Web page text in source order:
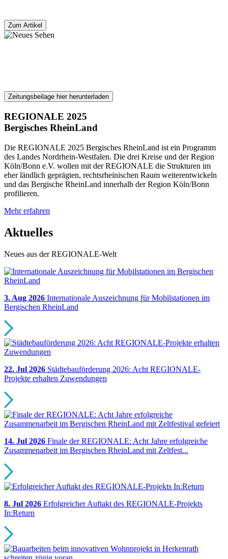
Zum Artikel
Zeitungsbeilage hier herunterladen
REGIONALE 2025
Bergisches RheinLand
Die REGIONALE 2025 Bergisches RheinLand ist ein Programm
des Landes Nordrhein-Westfalen. Die drei Kreise und der Region
Köln/Bonn e.V. wollen mit der REGIONALE die Strukturen im
eher ländlich geprägten, rechtsrheinischen Raum weiterentwickeln
und das Bergische RheinLand innerhalb der Region Köln/Bonn
profilieren.
Mehr erfahren
Aktuelles
Neues aus der REGIONALE-Welt
3. Aug 2026 Internationale Auszeichnung für Mobilstationen im
Bergischen RheinLand
22. Jul 2026 Städtebauförderung 2026: Acht REGIONALE-
Projekte erhalten Zuwendungen
14. Jul 2026 Finale der REGIONALE: Acht Jahre erfolgreiche
Zusammenarbeit im Bergischen RheinLand mit Zeltfest...
8. Jul 2026 Erfolgreicher Auftakt des REGIONALE-Projekts
In:Return